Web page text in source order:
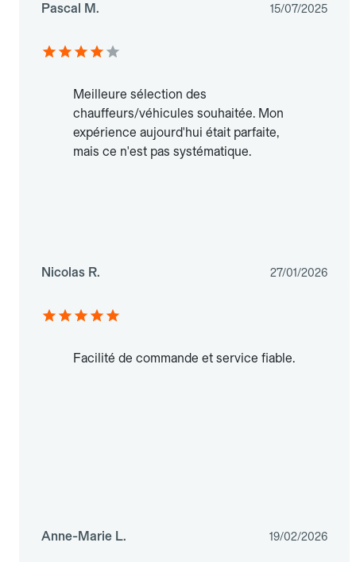
Pascal M. 15/07/2025
Meilleure sélection des
chauffeurs/véhicules souhaitée. Mon
expérience aujourd'hui était parfaite,
mais ce n'est pas systématique.
Nicolas R. 27/01/2026
Facilité de commande et service fiable.
Anne-Marie L. 19/02/2026